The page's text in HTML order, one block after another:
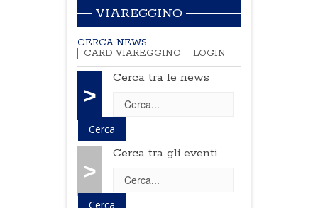
VIAREGGINO
CERCA NEWS
CARD VIAREGGINO
LOGIN
>
Cerca tra le news
>
Cerca tra gli eventi